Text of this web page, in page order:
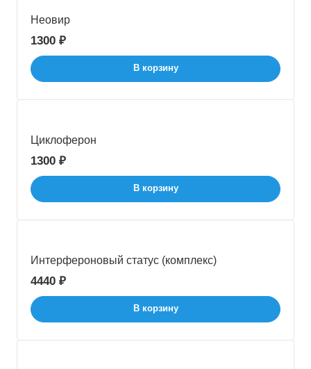
Неовир
1300 ₽
В корзину
Циклоферон
1300 ₽
В корзину
Интерфероновый статус (комплекс)
4440 ₽
В корзину